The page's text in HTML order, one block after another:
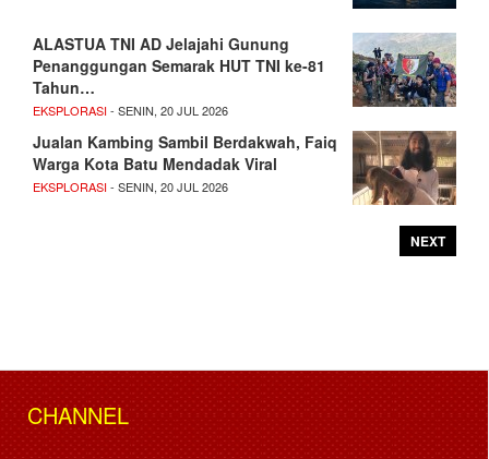
ALASTUA TNI AD Jelajahi Gunung
Penanggungan Semarak HUT TNI ke-81
Tahun…
EKSPLORASI- SENIN, 20 JUL 2026
Jualan Kambing Sambil Berdakwah, Faiq
Warga Kota Batu Mendadak Viral
EKSPLORASI- SENIN, 20 JUL 2026
NEXT
CHANNEL